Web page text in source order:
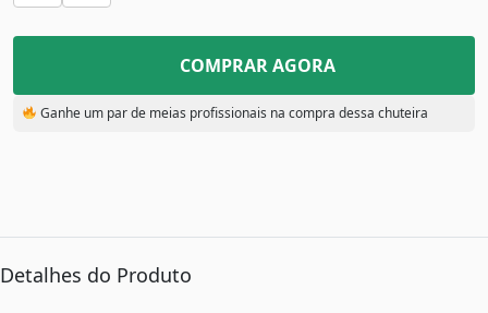
COMPRAR AGORA
Ganhe um par de meias profissionais na compra dessa chuteira
Detalhes do Produto